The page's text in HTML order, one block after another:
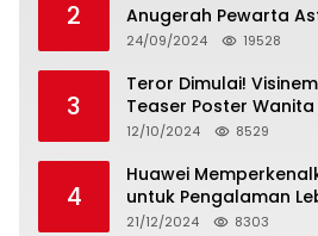
2
Anugerah Pewarta
Berkarya,
24/09/2024 19528
3
Teror Dimulai!
Teaser Poster Wanita
Tayang di Bioskop 14
12/10/2024 8529
4
Huawei
untuk Pengalaman
dengan Layar Ultra
21/12/2024 8303